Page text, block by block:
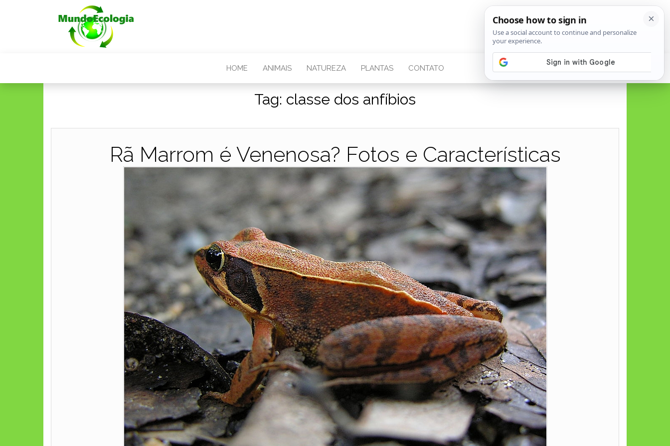
HOME ANIMAIS NATUREZA PLANTAS CONTATO
Tag: classe dos anfíbios
Rã Marrom é Venenosa? Fotos e Características